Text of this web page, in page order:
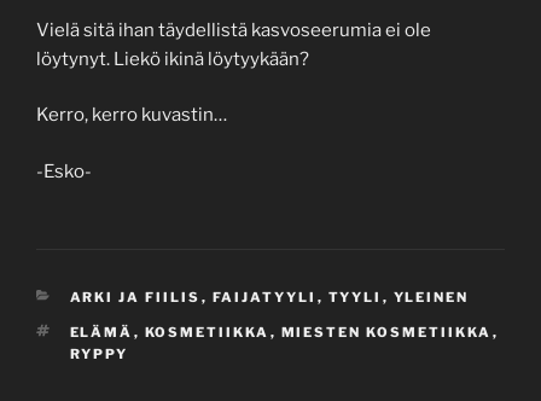
Vielä sitä ihan täydellistä kasvoseerumia ei ole
löytynyt. Liekö ikinä löytyykään?
Kerro, kerro kuvastin…
-Esko-
CATEGORIES
ARKI JA FIILIS , FAIJATYYLI , TYYLI , YLEINEN
TAGS
ELÄMÄ , KOSMETIIKKA , MIESTEN KOSMETIIKKA ,
RYPPY